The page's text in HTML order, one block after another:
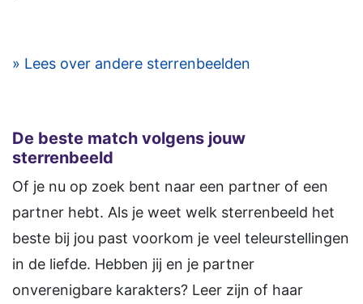
» Lees over andere sterrenbeelden
De beste match volgens jouw
sterrenbeeld
Of je nu op zoek bent naar een partner of een
partner hebt. Als je weet welk sterrenbeeld het
beste bij jou past voorkom je veel teleurstellingen
in de liefde. Hebben jij en je partner
onverenigbare karakters? Leer zijn of haar